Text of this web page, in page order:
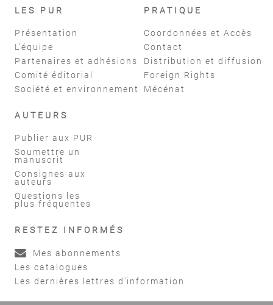
LES PUR
Présentation
L'équipe
Partenaires et adhésions
Comité éditorial
Société et environnement
PRATIQUE
Coordonnées et Accès
Contact
Distribution et diffusion
Foreign Rights
Mécénat
AUTEURS
Publier aux PUR
Soumettre un
manuscrit
Consignes aux
auteurs
Questions les
plus fréquentes
RESTEZ INFORMÉS
Mes abonnements
Les catalogues
Les dernières lettres d'information